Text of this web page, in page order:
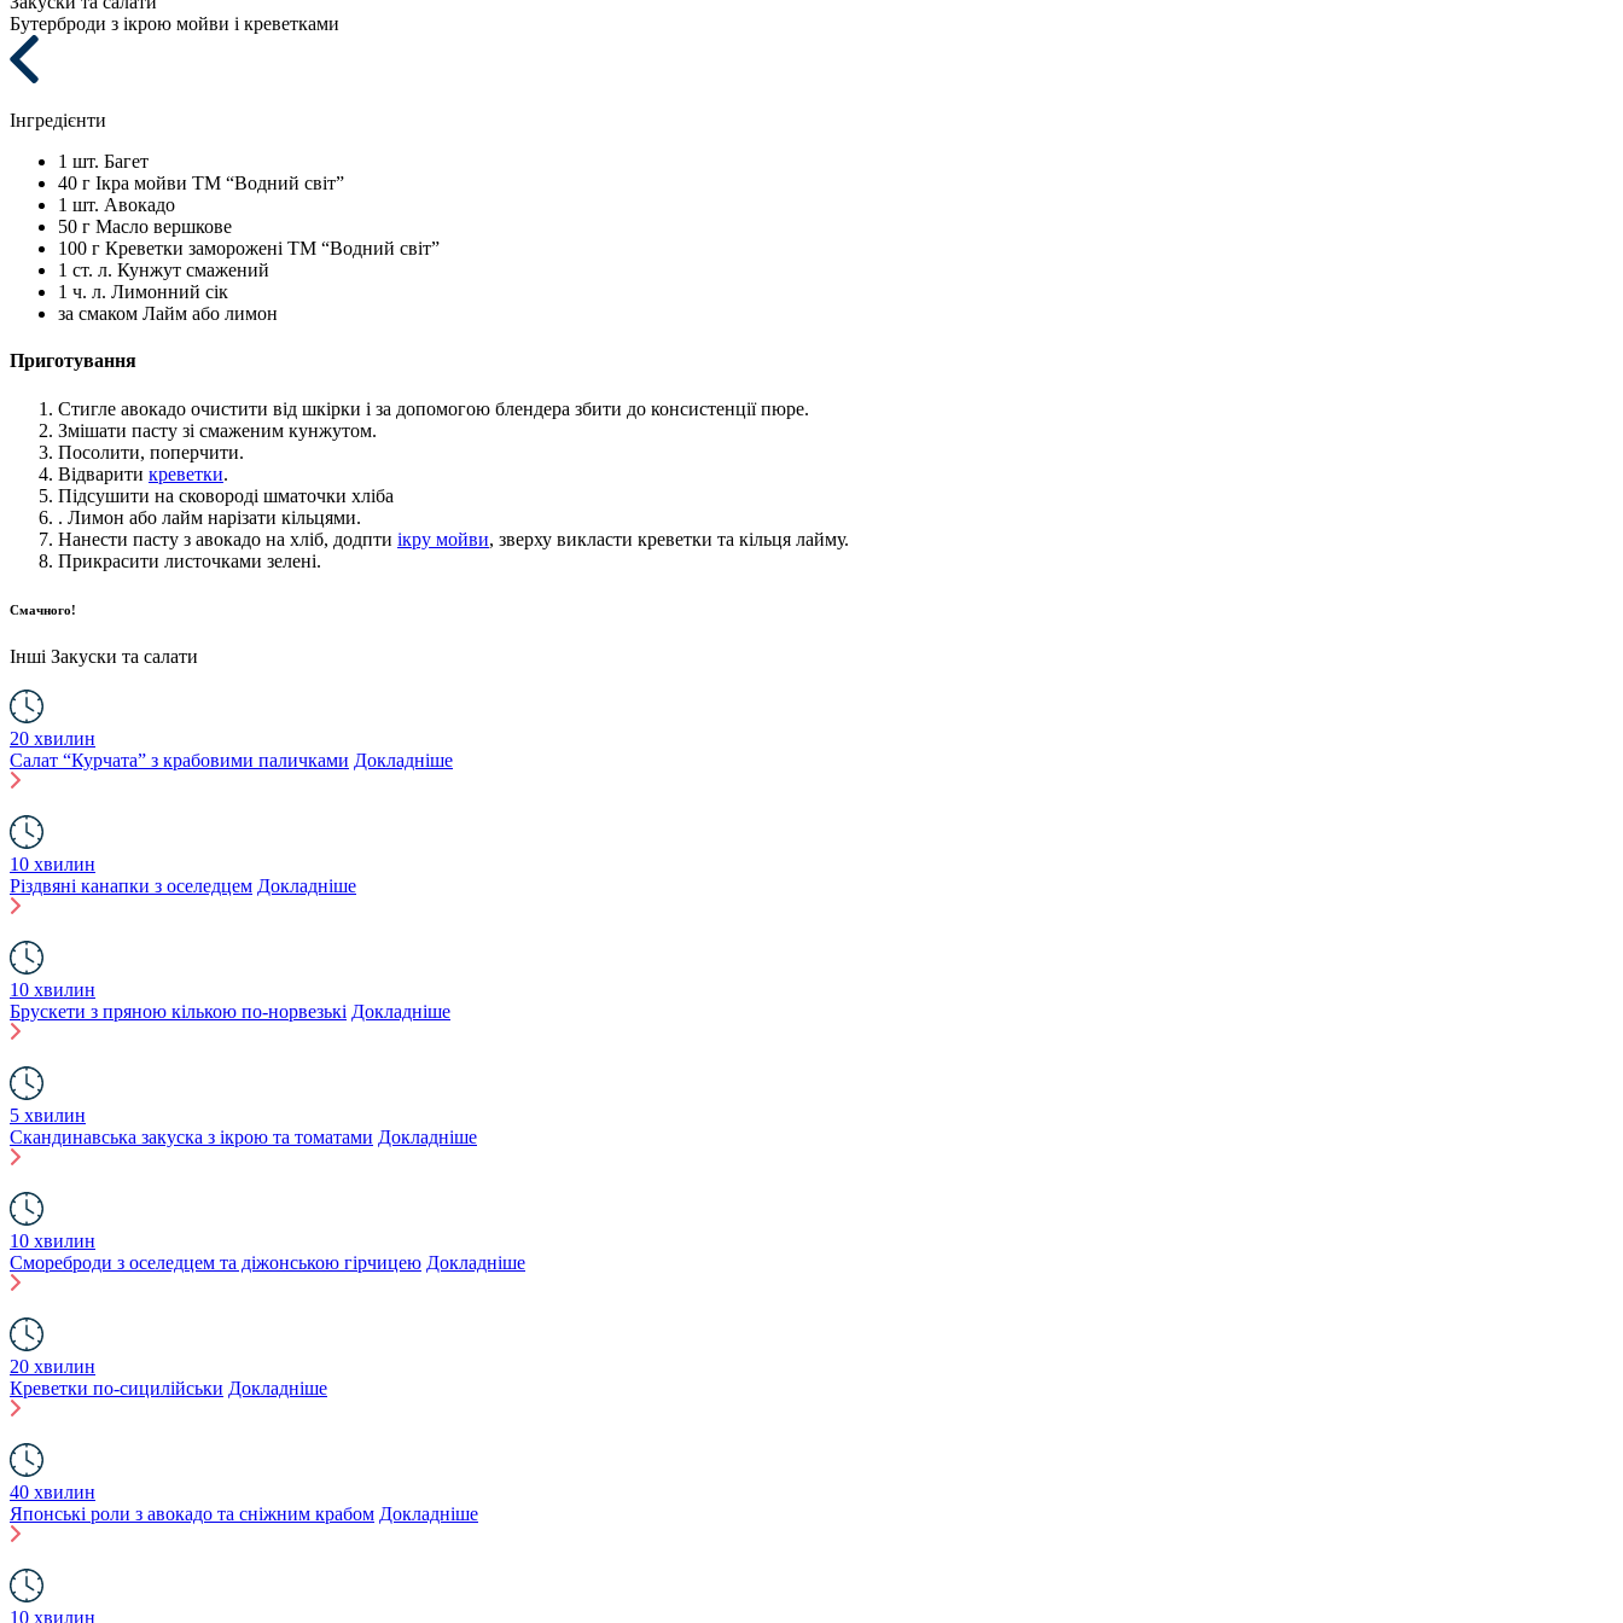
Бутерброди з ікрою мойви і креветками
Інгредієнти
1 шт. Багет
40 г Ікра мойви ТМ “Водний світ”
1 шт. Авокадо
50 г Масло вершкове
100 г Креветки заморожені ТМ “Водний світ”
1 ст. л. Кунжут смажений
1 ч. л. Лимонний сік
за смаком Лайм або лимон
Приготування
Стигле авокадо очистити від шкірки і за допомогою блендера збити до консистенції пюре.
Змішати пасту зі смаженим кунжутом.
Посолити, поперчити.
Відварити креветки.
Підсушити на сковороді шматочки хліба
. Лимон або лайм нарізати кільцями.
Нанести пасту з авокадо на хліб, додпти ікру мойви, зверху викласти креветки та кільця лайму.
Прикрасити листочками зелені.
Смачного!
Інші Закуски та салати
20 хвилин
Салат “Курчата” з крабовими паличками Докладніше
10 хвилин
Різдвяні канапки з оселедцем Докладніше
10 хвилин
Брускети з пряною кількою по-норвезькі Докладніше
5 хвилин
Скандинавська закуска з ікрою та томатами Докладніше
10 хвилин
Смореброди з оселедцем та діжонською гірчицею Докладніше
20 хвилин
Креветки по-сицилійськи Докладніше
40 хвилин
Японські роли з авокадо та сніжним крабом Докладніше
10 хвилин